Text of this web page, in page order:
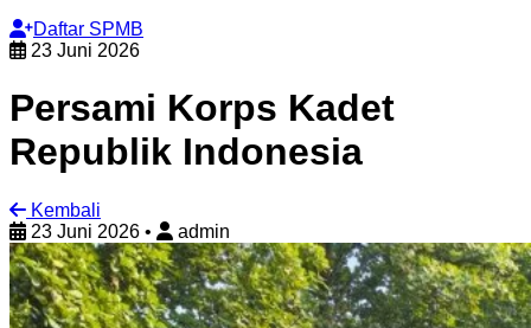
Daftar SPMB
23 Juni 2026
Persami Korps Kadet
Republik Indonesia
Kembali
23 Juni 2026 • admin